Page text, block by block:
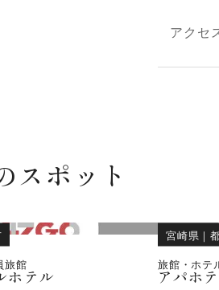
アクセ
スポット
旅館
ホテル
宮崎県 ｜
旅館・ホテ
アパホ